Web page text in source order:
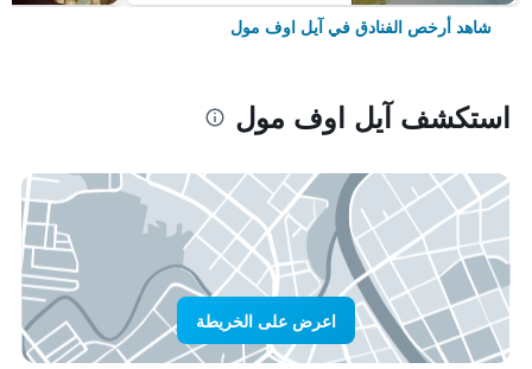
شاهد أرخص الفنادق في آيل اوف مول
استكشف آيل اوف مول
اعرض على الخريطة